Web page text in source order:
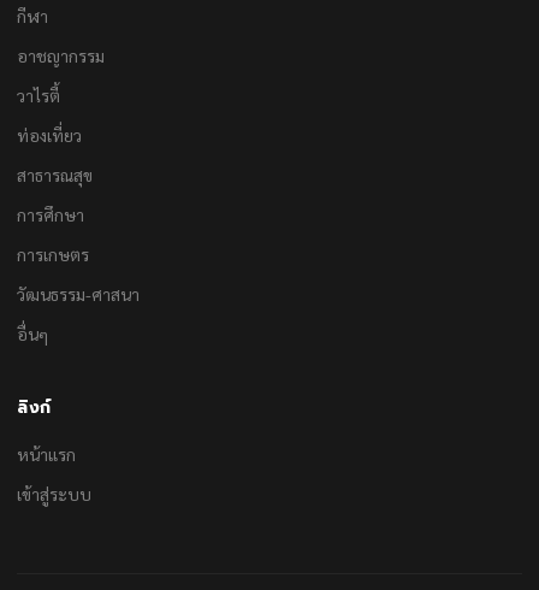
กีฬา
อาชญากรรม
วาไรตี้
ท่องเที่ยว
สาธารณสุข
การศึกษา
การเกษตร
วัฒนธรรม-ศาสนา
อื่นๆ
ลิงก์
หน้าแรก
เข้าสู่ระบบ